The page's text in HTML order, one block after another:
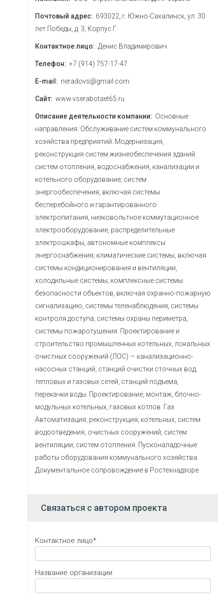
Почтовый адрес: 693022, г. Южно-Сахалинск, ул. 30
лет Победы, д. 3, Корпус Г
Контактное лицо: Денис Владимирович
Телефон: +7 (914) 757-17-47
E-mail: neradovs@gmail.com
Сайт: www.vserabotaet65.ru
Описание деятельности компании: Основные
направления: Обслуживание систем коммунального
хозяйства предприятий. Модернизация,
реконструкция систем жизнеобеспечения зданий:
систем отопления, водоснабжения, канализации и
котельного оборудование; систем
энергообеспечения, включая системы
бесперебойного и гарантированного
электропитания, низковольтное коммутационное
электрооборудование, распределительные
электрошкафы, автономные комплексы
энергоснабжения; климатические системы, включая
системы кондиционирования и вентиляции,
холодильные системы; комплексные системы
безопасности объектов, включая охранно-пожарную
сигнализацию, системы теленаблюдения, системы
контроля доступа, системы охраны периметра,
системы пожаротушения. Проектирование и
строительство промышленных котельных, локальных
очистных сооружений (ЛОС) — канализационно-
насосных станций, станций очистки сточных вод,
тепловых и газовых сетей, станций подъема,
перекачки воды. Проектирование, монтаж, блочно-
модульных котельных, газовых котлов. Газ.
Автоматизация, реконструкция, котельных, систем
водоотведения, очистных сооружений, систем
вентиляции, систем отопления. Пусконаладочные
работы оборудования коммунального хозяйства.
Документальное сопровождение в Ростехнадзоре.
Связаться с автором проекта
Контактное лицо*
Название организации